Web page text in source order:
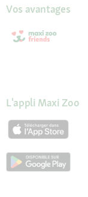
Vos avantages
L'appli Maxi Zoo